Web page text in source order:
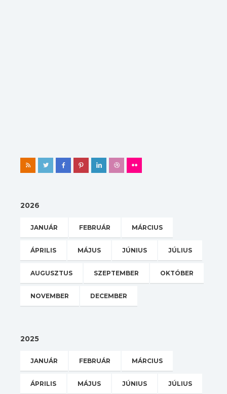
2026
JANUÁR FEBRUÁR MÁRCIUS
ÁPRILIS MÁJUS JÚNIUS JÚLIUS
AUGUSZTUS SZEPTEMBER OKTÓBER
NOVEMBER DECEMBER
2025
JANUÁR FEBRUÁR MÁRCIUS
ÁPRILIS MÁJUS JÚNIUS JÚLIUS